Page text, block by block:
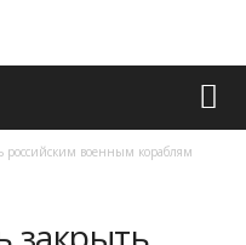
российским военным кораблям